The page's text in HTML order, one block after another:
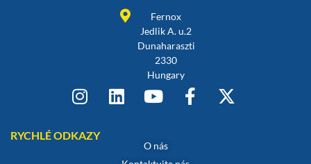
Fernox
Jedlik A. u.2
Dunaharaszti
2330
Hungary
RYCHLÉ ODKAZY
O nás